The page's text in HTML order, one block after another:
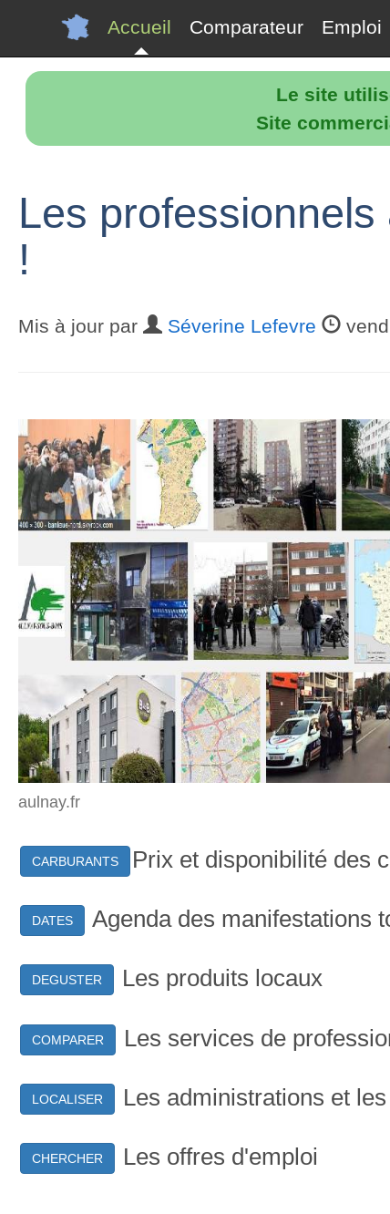
Le site
Site
Accueil Comparateur Emploi
Les
!
Mis à jour par Séverine Lefevre
aulnay.fr
CARBURANTS Prix et disponibilité des
DATES Agenda des manifestations
DEGUSTER Les produits locaux
COMPARER Les services de
LOCALISER Les administrations et
CHERCHER Les offres d'emploi